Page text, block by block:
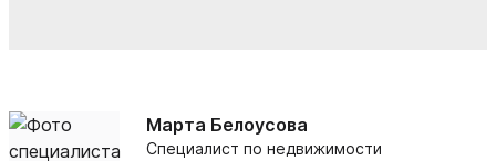
Марта Белоусова
Специалист по недвижимости